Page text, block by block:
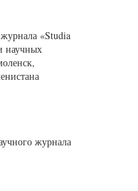
«Studia
научных
журнала